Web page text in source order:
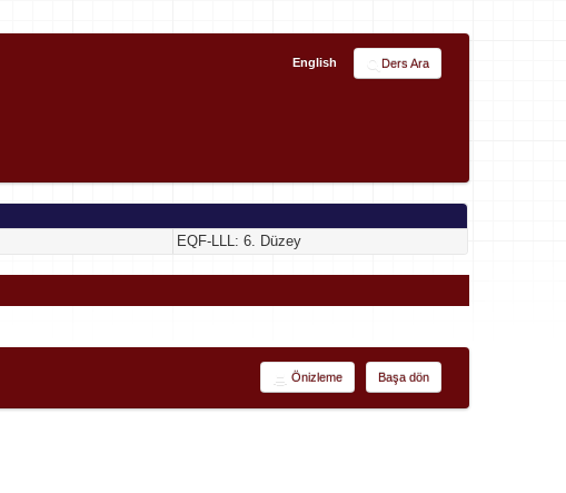
English Ders Ara
EQF-LLL: 6. Düzey
Başa dön
Önizleme